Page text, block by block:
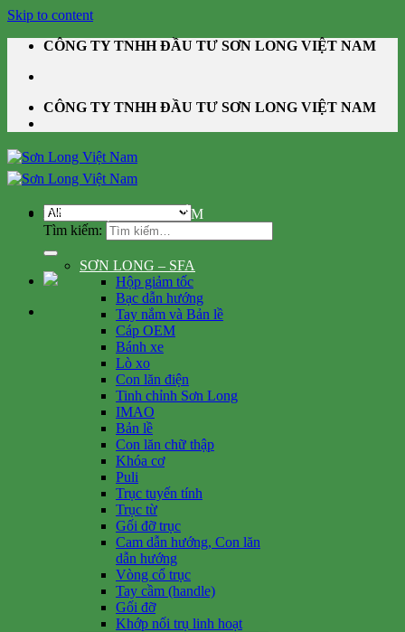
Skip to content
CÔNG TY TNHH ĐẦU TƯ SƠN LONG VIỆT NAM
CÔNG TY TNHH ĐẦU TƯ SƠN LONG VIỆT NAM
Tìm kiếm:
DANH MỤC SẢN PHẨM
SƠN LONG – SFA
Hộp giảm tốc
Bạc dẫn hướng
Tay nắm và Bản lề
Cáp OEM
Bánh xe
Lò xo
Con lăn điện
Tinh chỉnh Sơn Long
IMAO
Bản lề
Con lăn chữ thập
Khóa cơ
Puli
Trục tuyến tính
Trục từ
Gối đỡ trục
Cam dẫn hướng, Con lăn
dẫn hướng
Vòng cổ trục
Tay cầm (handle)
Gối đỡ
Khớp nối trụ linh hoạt